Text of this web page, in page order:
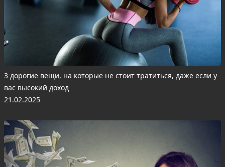
3 дорогие вещи, на которые не стоит тратиться, даже если у
вас высокий доход
21.02.2025